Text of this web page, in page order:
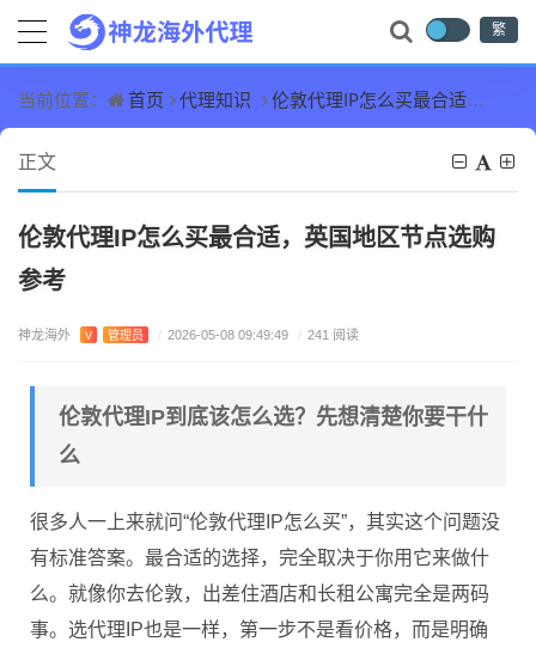
繁
当前位置： 首页 代理知识 伦敦代理IP怎么买最合适，英国地区节点选购参考
正文
伦敦代理IP怎么买最合适，英国地区节点选购
参考
神龙海外 V 管理员 / 2026-05-08 09:49:49 / 241 阅读
伦敦代理IP到底该怎么选？先想清楚你要干什
么
很多人一上来就问“伦敦代理IP怎么买”，其实这个问题没
有标准答案。最合适的选择，完全取决于你用它来做什
么。就像你去伦敦，出差住酒店和长租公寓完全是两码
事。选代理IP也是一样，第一步不是看价格，而是明确